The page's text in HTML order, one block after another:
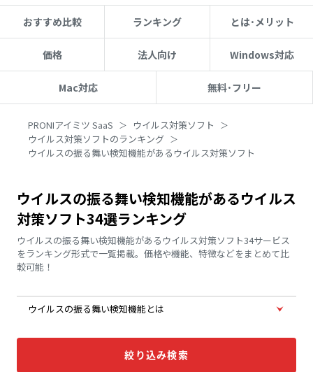
おすすめ比較 ランキング とは･メリット
価格 法人向け Windows対応
Mac対応 無料･フリー
PRONIアイミツ SaaS
ウイルス対策ソフト
ウイルス対策ソフトのランキング
ウイルスの振る舞い検知機能があるウイルス対策ソフト
ウイルスの振る舞い検知機能があるウイルス
対策ソフト34選ランキング
ウイルスの振る舞い検知機能があるウイルス対策ソフト34サービス
をランキング形式で一覧掲載。価格や機能、特徴などをまとめて比
較可能！
ウイルスの振る舞い検知機能とは
絞り込み検索